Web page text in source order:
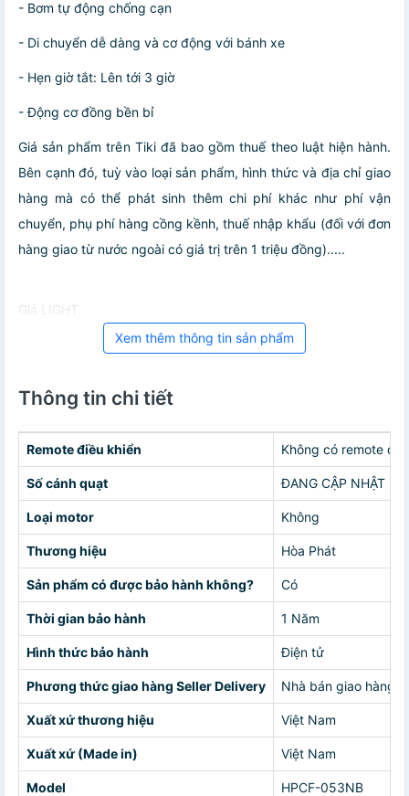
- Bơm tự động chống cạn
- Di chuyển dễ dàng và cơ động với bánh xe
- Hẹn giờ tắt: Lên tới 3 giờ
- Động cơ đồng bền bỉ
Giá sản phẩm trên Tiki đã bao gồm thuế theo luật hiện hành.
Bên cạnh đó, tuỳ vào loại sản phẩm, hình thức và địa chỉ giao
hàng mà có thể phát sinh thêm chi phí khác như phí vận
chuyển, phụ phí hàng cồng kềnh, thuế nhập khẩu (đối với đơn
hàng giao từ nước ngoài có giá trị trên 1 triệu đồng).....
Giá LIGHT
Xem thêm thông tin sản phẩm
Thông tin chi tiết
Remote điều khiển Không có remote
Số cánh quạt ĐANG CẬP NHẬT
Loại motor Không
Thương hiệu Hòa Phát
Sản phẩm có được bảo hành không? Có
Thời gian bảo hành 1 Năm
Hình thức bảo hành Điện tử
Phương thức giao hàng Seller Delivery Nhà bán giao hàng
Xuất xứ thương hiệu Việt Nam
Xuất xứ (Made in) Việt Nam
Model HPCF-053NB